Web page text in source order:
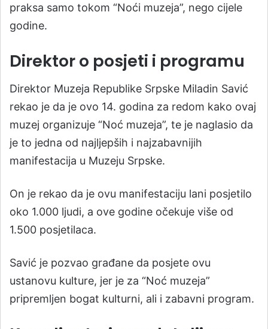
praksa samo tokom “Noći muzeja”, nego cijele
godine.
Direktor o posjeti i programu
Direktor Muzeja Republike Srpske Miladin Savić
rekao je da je ovo 14. godina za redom kako ovaj
muzej organizuje “Noć muzeja”, te je naglasio da
je to jedna od najljepših i najzabavnijih
manifestacija u Muzeju Srpske.
On je rekao da je ovu manifestaciju lani posjetilo
oko 1.000 ljudi, a ove godine očekuje više od
1.500 posjetilaca.
Savić je pozvao građane da posjete ovu
ustanovu kulture, jer je za “Noć muzeja”
pripremljen bogat kulturni, ali i zabavni program.